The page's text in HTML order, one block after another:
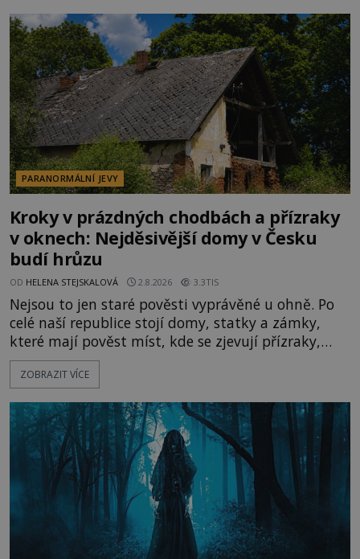
kolem 17 000 000 zábavychtivých lidí ročně. A ač je
velká snaha to utajit, někteří z
PARANORMÁLNÍ JEVY
Kroky v prázdných chodbách a přízraky
v oknech: Nejděsivější domy v Česku
budí hrůzu
OD HELENA STEJSKALOVÁ 2.8.2026 3.3TIS
Nejsou to jen staré pověsti vyprávěné u ohně. Po
celé naší republice stojí domy, statky a zámky,
které mají pověst míst, kde se zjevují přízraky,
ozývají nevysvětlitelné zvuky nebo se dějí podivné
jevy. Zatímco historici většinou hledají racionální
lokality vykazují nápadně podobná svědectví po
celé generace. A právě tato opakující se svědectví
ZOBRAZIT VÍCE